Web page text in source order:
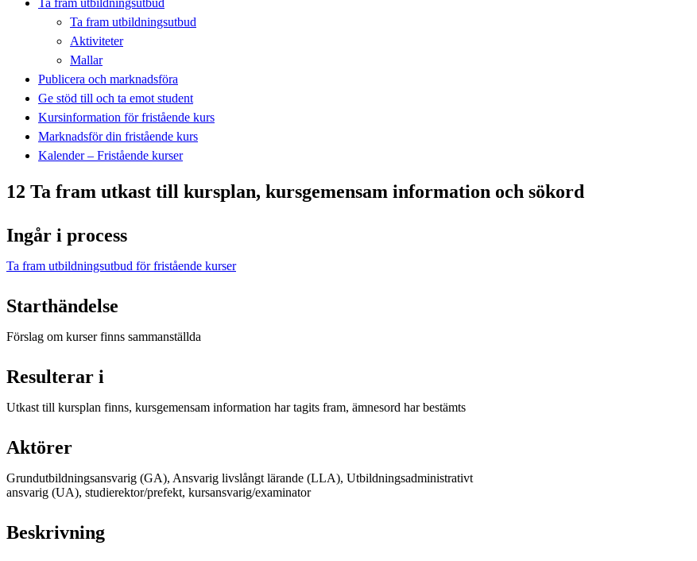
Ta fram utbildningsutbud
Aktiviteter
Mallar
Publicera och marknadsföra
Ge stöd till och ta emot student
Kursinformation för fristående kurs
Marknadsför din fristående kurs
Kalender – Fristående kurser
12 Ta fram utkast till kursplan, kursgemensam information och sökord
Ingår i process
Ta fram utbildningsutbud för fristående kurser
Starthändelse
Förslag om kurser finns sammanställda
Resulterar i
Utkast till kursplan finns, kursgemensam information har tagits fram, ämnesord har bestämts
Aktörer
Grundutbildningsansvarig (GA), Ansvarig livslångt lärande (LLA), Utbildningsadministrativt
ansvarig (UA), studierektor/prefekt, kursansvarig/examinator
Beskrivning